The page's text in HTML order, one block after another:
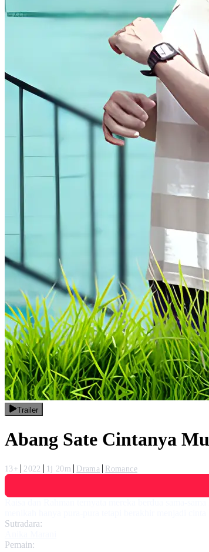
Trailer
Abang Sate Cintanya
13+ 2022 1j 20m Drama
Romance
Sutradara:
Pemain: